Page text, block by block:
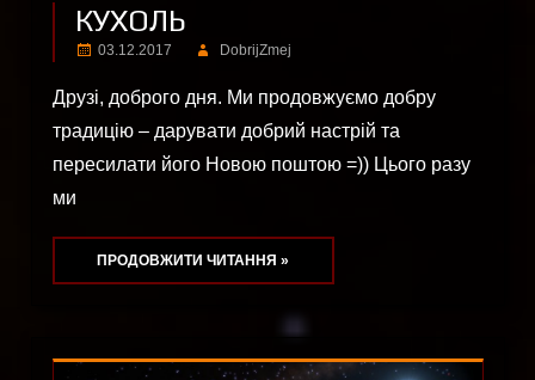
КУХОЛЬ
03.12.2017 DobrijZmej
Друзі, доброго дня. Ми продовжуємо добру
традицію – дарувати добрий настрій та
пересилати його Новою поштою =)) Цього разу
ми
ПРОДОВЖИТИ ЧИТАННЯ »